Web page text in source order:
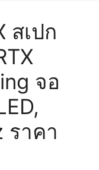
สเปก
จอ
ราคา